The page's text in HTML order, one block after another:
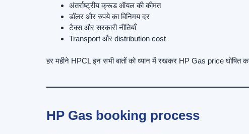
अंतर्राष्ट्रीय क्रूड ऑयल की कीमत
डॉलर और रुपये का विनिमय दर
टैक्स और सरकारी नीतियाँ
Transport और distribution cost
हर महीने HPCL इन सभी बातों को ध्यान में रखकर HP Gas price घोषित
HP Gas booking process